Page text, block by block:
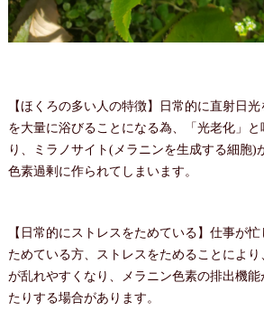
【ほくろの多い人の特徴】日常的に直射日
を大量に浴びることになる為、「光老化」と
り、ミラノサイト(メラニンを生成する細胞)
色素過剰に作られてしまいます。
【日常的にストレスをためている】仕事が
ためている方、ストレスをためることによ
が乱れやすくなり、メラニン色素の排出機
たりする場合があります。